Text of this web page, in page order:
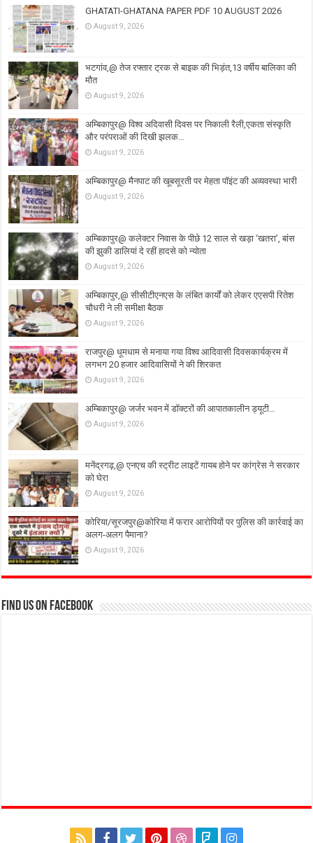
GHATATI-GHATANA PAPER PDF 10 AUGUST 2026
August 9, 2026
भटगांव,@ तेज रफ्तार ट्रक से बाइक की भिड़ंत,13 वर्षीय बालिका की
मौत
August 9, 2026
अम्बिकापुर@ विश्व अदिवासी दिवस पर निकाली रैली,एकता संस्कृति
और परंपराओं की दिखी झलक…
August 9, 2026
अम्बिकापुर@ मैनपाट की खूबसूरती पर मेहता पॉइंट की अव्यवस्था भारी
August 9, 2026
अम्बिकापुर@ कलेक्टर निवास के पीछे 12 साल से खड़ा ‘खतरा’, बांस
की झुकी डालियां दे रहीं हादसे को न्योता
August 9, 2026
अम्बिकापुर,@ सीसीटीएनएस के लंबित कार्यों को लेकर एएसपी रितेश
चौधरी ने ली समीक्षा बैठक
August 9, 2026
राजपुर@ धूमधाम से मनाया गया विश्व आदिवासी दिवसकार्यक्रम में
लगभग 20 हजार आदिवासियों ने की शिरकत
August 9, 2026
अम्बिकापुर@ जर्जर भवन में डॉक्टरों की आपातकालीन ड्यूटी…
August 9, 2026
मनेंद्रगढ़,@ एनएच की स्ट्रीट लाइटें गायब होने पर कांग्रेस ने सरकार
को घेरा
August 9, 2026
कोरिया/सूरजपुर@कोरिया में फरार आरोपियों पर पुलिस की कार्रवाई का
अलग-अलग पैमाना?
August 9, 2026
Find us on Facebook